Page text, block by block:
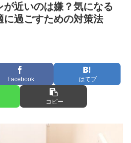
が近いのは嫌？気になる
に過ごすための対策法
Facebook はてブ
コピー